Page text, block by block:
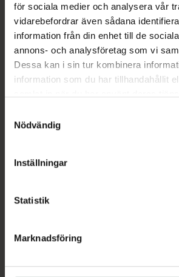
för sociala medier och analysera vår
vidarebefordrar även sådana
information från din enhet till de
annons- och analysföretag som vi
Dessa kan i sin tur kombinera
information som du har tillhandahållit
återkalla ditt samtycke via
cookieinställningar. Ett återkallat
lagligheten av behandling som skett
Nödvändig
Inställningar
Statistik
Marknadsföring
Beskrivning
Läs alltid bipacksedeln
användning.
Kronans Apotek finns här för dig. Du
syd till Lappland i norr, och online i
datorn. Oavsett vem du är så är det
med oss.
Kundservice